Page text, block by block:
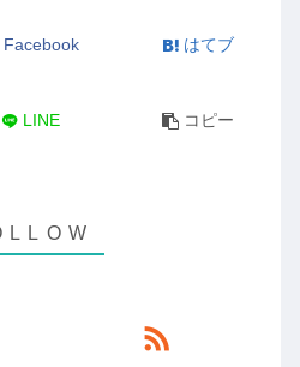
Facebook はてブ
LINE コピー